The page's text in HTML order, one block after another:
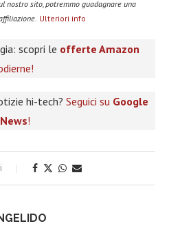
nostro sito, potremmo guadagnare una
Ulteriori info
scopri le offerte Amazon
hi-tech? Seguici su Google
News!